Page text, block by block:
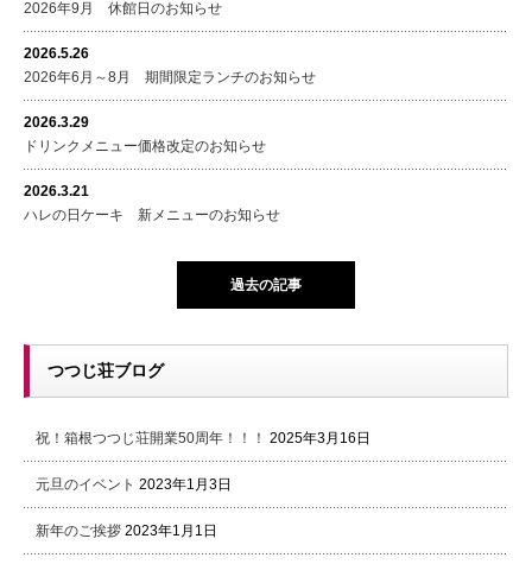
2026年9月 休館日のお知らせ
2026.5.26
2026年6月～8月 期間限定ランチのお知らせ
2026.3.29
ドリンクメニュー価格改定のお知らせ
2026.3.21
ハレの日ケーキ 新メニューのお知らせ
過去の記事
つつじ荘ブログ
祝！箱根つつじ荘開業50周年！！！ 2025年3月16日
元旦のイベント 2023年1月3日
新年のご挨拶 2023年1月1日